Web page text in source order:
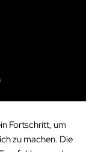
Fortschritt, um
zu machen. Die